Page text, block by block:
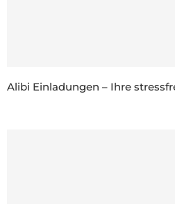
Alibi Einladungen – Ihre